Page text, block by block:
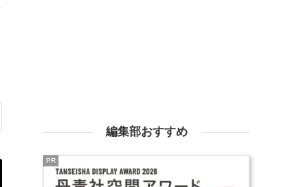
編集部おすすめ
PR